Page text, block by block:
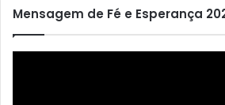
Mensagem de Fé e Esperança